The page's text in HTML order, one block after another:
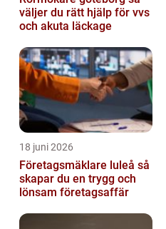
väljer du rätt hjälp för vvs
och akuta läckage
18 juni 2026
Företagsmäklare luleå så
skapar du en trygg och
lönsam företagsaffär